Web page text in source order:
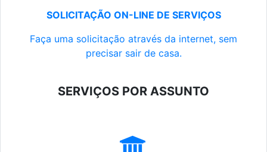
SOLICITAÇÃO ON-LINE DE SERVIÇOS
Faça uma solicitação através da internet, sem
precisar sair de casa.
SERVIÇOS POR ASSUNTO